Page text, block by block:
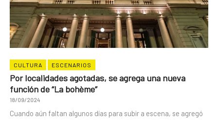
CULTURA ESCENARIOS
Por localidades agotadas, se agrega una nueva
función de “La bohème”
18/09/2024
Cuando aún faltan algunos días para subir a escena, se agregó